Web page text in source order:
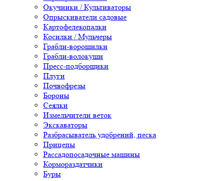
Окучники / Культиваторы
Опрыскиватели садовые
Картофелекопалки
Косилки / Мульчеры
Грабли-ворошилки
Грабли-волокуши
Пресс-подборщики
Плуги
Почвофрезы
Бороны
Сеялки
Измельчители веток
Экскаваторы
Разбрасыватель удобрений, песка
Прицепы
Рассадопосадочные машины
Кормораздатчики
Буры